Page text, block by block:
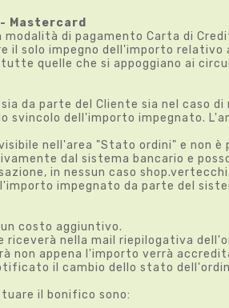
Mastercard
modalità di pagamento Carta di
il solo impegno dell'importo
quelle che si appoggiano ai
sia da parte del Cliente sia nel
svincolo dell'importo impegnato.
nell'area "Stato ordini" e non
dal sistema bancario e
in nessun caso
impegnato da parte del
costo aggiuntivo.
riceverà nella mail riepilogativa
non appena l'importo verrà
il cambio dello stato
il bonifico sono: